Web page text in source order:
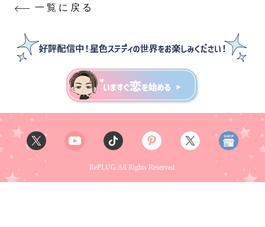
一覧に戻る
RePLUG.All Rights Reserved.